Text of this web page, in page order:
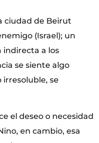
ciudad de Beirut
(Israel); un
indirecta a los
se siente algo
se
el deseo o necesidad
en cambio, esa